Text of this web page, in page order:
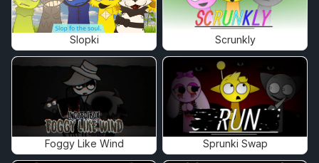
Slopki Scrunkly
Foggy Like Wind Sprunki Swap